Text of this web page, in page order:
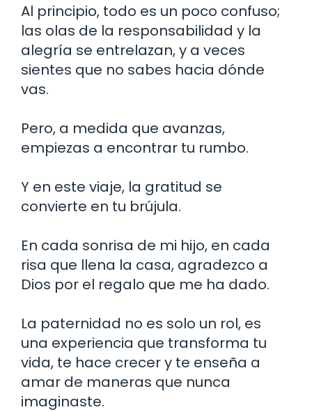
Al principio, todo es un poco confuso;
las olas de la responsabilidad y la
alegría se entrelazan, y a veces
sientes que no sabes hacia dónde
vas.
Pero, a medida que avanzas,
empiezas a encontrar tu rumbo.
Y en este viaje, la gratitud se
convierte en tu brújula.
En cada sonrisa de mi hijo, en cada
risa que llena la casa, agradezco a
Dios por el regalo que me ha dado.
La paternidad no es solo un rol, es
una experiencia que transforma tu
vida, te hace crecer y te enseña a
amar de maneras que nunca
imaginaste.